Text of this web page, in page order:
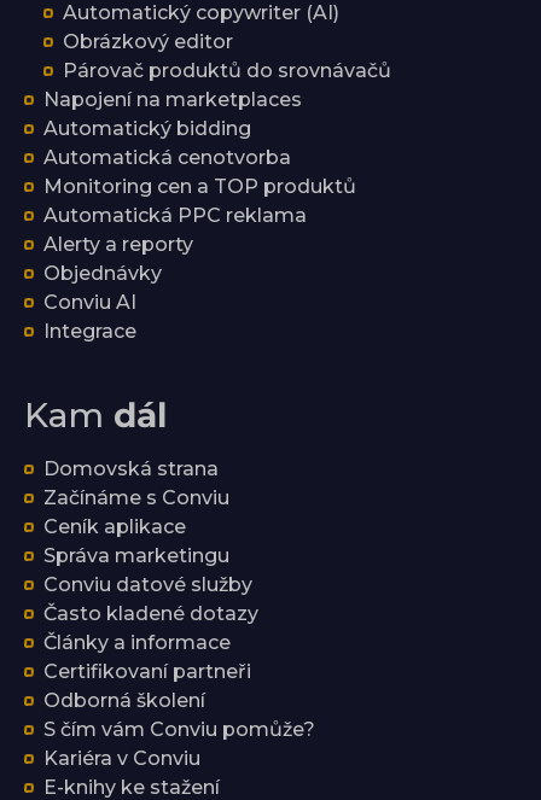
Automatický copywriter (AI)
Obrázkový editor
Párovač produktů do srovnávačů
Napojení na marketplaces
Automatický bidding
Automatická cenotvorba
Monitoring cen a TOP produktů
Automatická PPC reklama
Alerty a reporty
Objednávky
Conviu AI
Integrace
Kam dál
Domovská strana
Začínáme s Conviu
Ceník aplikace
Správa marketingu
Conviu datové služby
Často kladené dotazy
Články a informace
Certifikovaní partneři
Odborná školení
S čím vám Conviu pomůže?
Kariéra v Conviu
E-knihy ke stažení